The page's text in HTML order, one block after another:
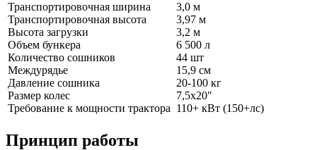
Транспортировочная ширина
Транспортировочная высота
Высота загрузки
Объем бункера
Количество сошников
Междурядье
Давление сошника
Размер колес
Требование к мощности трактора
3,0 м
3,97 м
3,2 м
6 500 л
44 шт
15,9 см
20-100 кг
7,5x20"
110+ кВт (150+лс)
Принцип работы